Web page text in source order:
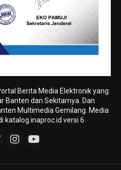
Berita Media Elektronik yang
Banten dan Sekitarnya. Dan
Multimedia Gemilang. Media
katalog.inaproc.id versi 6.